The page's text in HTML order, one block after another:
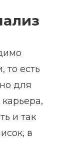
то есть
для
и так
в